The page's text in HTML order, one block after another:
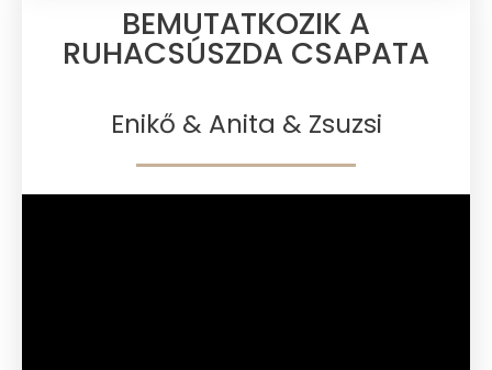
BEMUTATKOZIK A
RUHACSÚSZDA CSAPATA​
Enikő & Anita & Zsuzsi